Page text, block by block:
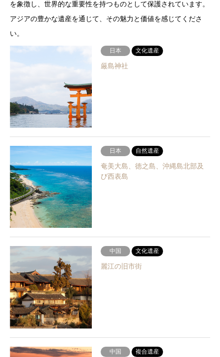
を象徴し、世界的な重要性を持つものとして保護されています。
アジアの豊かな遺産を通じて、その魅力と価値を感じてくださ
い。
日本 文化遺産
厳島神社
日本 自然遺産
奄美大島、徳之島、沖縄島北部及
び西表島
中国 文化遺産
麗江の旧市街
中国 複合遺産